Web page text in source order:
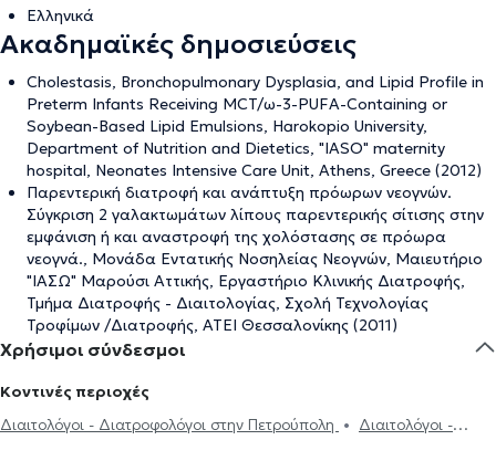
Ελληνικά
Ακαδημαϊκές δημοσιεύσεις
Cholestasis, Bronchopulmonary Dysplasia, and Lipid Profile in
Preterm Infants Receiving MCT/ω-3-PUFA-Containing or
Soybean-Based Lipid Emulsions, Harokopio University,
Department of Nutrition and Dietetics, "IASO" maternity
hospital, Neonates Intensive Care Unit, Athens, Greece (2012)
Παρεντερική διατροφή και ανάπτυξη πρόωρων νεογνών.
Σύγκριση 2 γαλακτωμάτων λίπους παρεντερικής σίτισης στην
εμφάνιση ή και αναστροφή της χολόστασης σε πρόωρα
νεογνά., Μονάδα Εντατικής Νοσηλείας Νεογνών, Μαιευτήριο
"ΙΑΣΩ" Μαρούσι Αττικής, Εργαστήριο Κλινικής Διατροφής,
Τμήμα Διατροφής - Διαιτολογίας, Σχολή Τεχνολογίας
Τροφίμων /Διατροφής, ΑΤΕΙ Θεσσαλονίκης (2011)
Χρήσιμοι σύνδεσμοι
Κοντινές περιοχές
Διαιτολόγοι - Διατροφολόγοι στην Πετρούπολη
Διαιτολόγοι -